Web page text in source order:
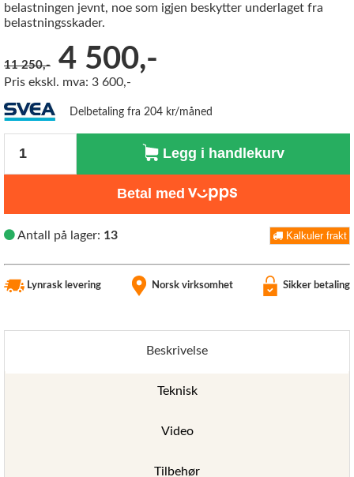
belastningen jevnt, noe som igjen beskytter underlaget fra
belastningsskader.
11 250,-
4 500,-
Pris ekskl. mva: 3 600,-
Delbetaling fra 204 kr/måned
Legg i handlekurv
Betal med
Antall på lager: 13 Kalkuler frakt
Lynrask levering Norsk virksomhet Sikker betaling
Beskrivelse
Teknisk
Video
Tilbehør